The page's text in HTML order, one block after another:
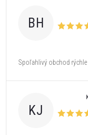
BH
Spoľahlivý obchod
KJ